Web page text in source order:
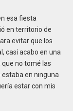
esa fiesta
en territorio de
evitar que los
casi acabo en una
que no tomé las
en ninguna
estar con mis